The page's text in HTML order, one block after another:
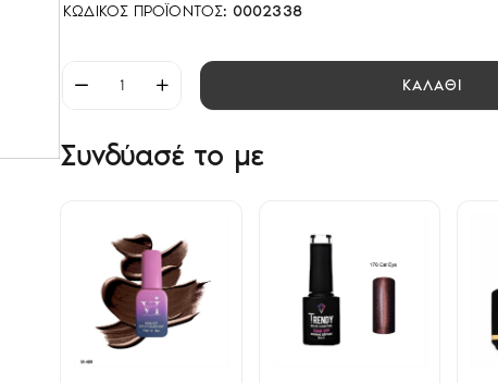
ΚΩΔΙΚΌΣ ΠΡΟΪΌΝΤΟΣ: 0002338
ΚΑΛΑΘΙ
Συνδύασέ το με